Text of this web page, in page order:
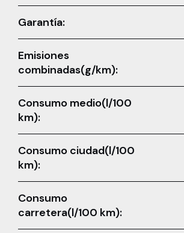
Garantía:
Emisiones
combinadas(g/km):
Consumo medio(l/100
km):
Consumo ciudad(l/100
km):
Consumo
carretera(l/100 km):